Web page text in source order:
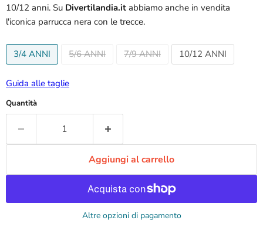
10/12 anni. Su Divertilandia.it abbiamo anche in vendita
l'iconica parrucca nera con le trecce.
3/4 ANNI 5/6 ANNI 7/9 ANNI 10/12 ANNI
Guida alle taglie
Quantità
Aggiungi al carrello
Altre opzioni di pagamento